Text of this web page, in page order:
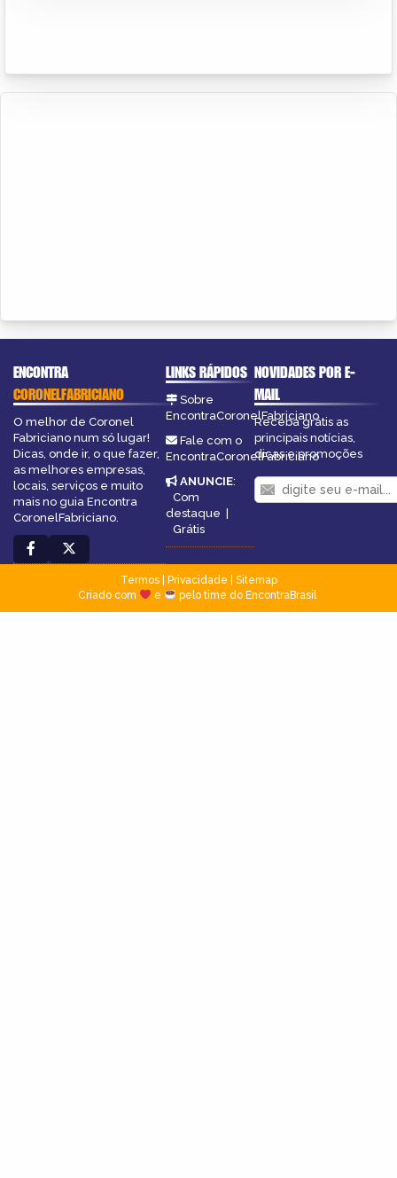
ENCONTRA
CORONELFABRICIANO
O melhor de Coronel
Fabriciano num só lugar!
Dicas, onde ir, o que fazer,
as melhores empresas,
locais, serviços e muito
mais no guia Encontra
CoronelFabriciano.
LINKS RÁPIDOS
Sobre
EncontraCoronelFabriciano
Fale com o
EncontraCoronelFabriciano
ANUNCIE:
Com
destaque |
Grátis
NOVIDADES POR E-
MAIL
Receba grátis as
principais notícias,
dicas e promoções
Termos| Privacidade
Sitemap
Criado com
e pelo time do EncontraBrasil